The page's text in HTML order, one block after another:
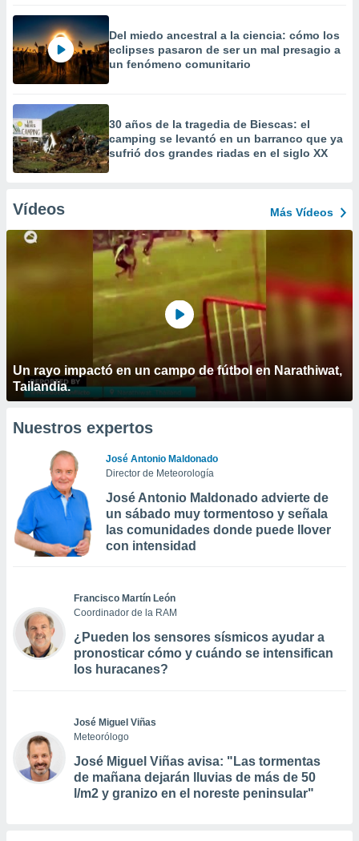
Del miedo ancestral a la ciencia: cómo los
eclipses pasaron de ser un mal presagio a
un fenómeno comunitario
30 años de la tragedia de Biescas: el
camping se levantó en un barranco que ya
sufrió dos grandes riadas en el siglo XX
Vídeos Más Vídeos
Un rayo impactó en un campo de fútbol en Narathiwat,
Tailandia.
Nuestros expertos
José Antonio Maldonado
Director de Meteorología
José Antonio Maldonado advierte de
un sábado muy tormentoso y señala
las comunidades donde puede llover
con intensidad
Francisco Martín León
Coordinador de la RAM
¿Pueden los sensores sísmicos ayudar a
pronosticar cómo y cuándo se intensifican
los huracanes?
José Miguel Viñas
Meteorólogo
José Miguel Viñas avisa: "Las tormentas
de mañana dejarán lluvias de más de 50
l/m2 y granizo en el noreste peninsular"